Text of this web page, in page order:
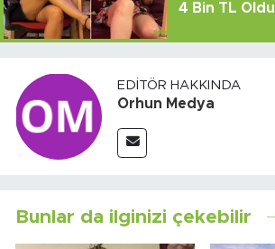
4 Bin TL Oldu
EDITÖR HAKKINDA
Orhun Medya
Bunlar da ilginizi çekebilir